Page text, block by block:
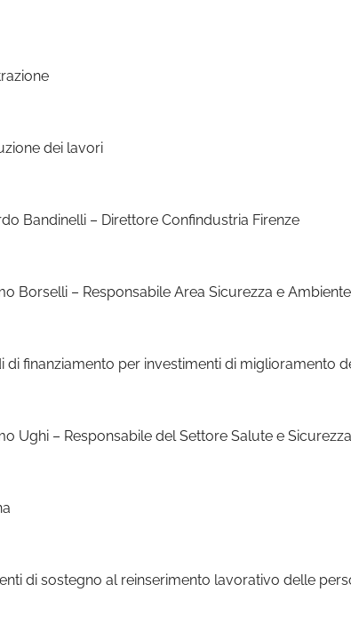
dei lavori
Bandinelli – Direttore Confindustria Firenze
– Responsabile Area Sicurezza e Ambiente
di finanziamento per investimenti di miglioramento
del Settore Salute e Sicurezza
di sostegno al reinserimento lavorativo delle